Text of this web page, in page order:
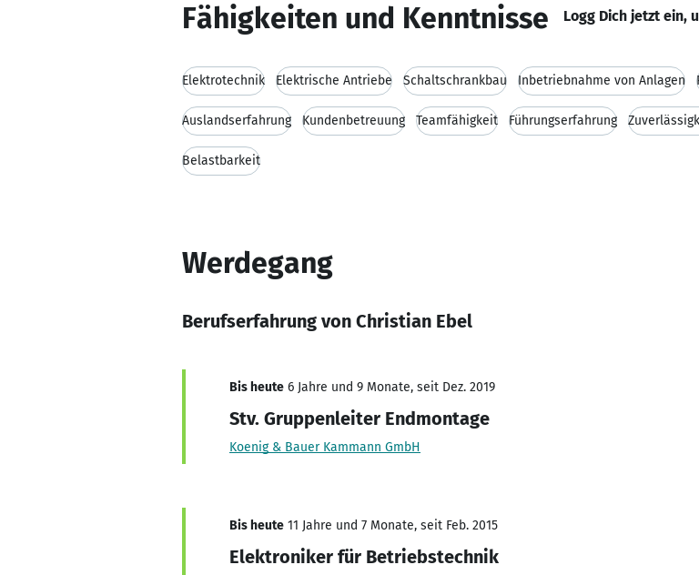
Fähigkeiten und Kenntnisse Logg Dich jetzt ein,
Elektrotechnik Elektrische Antriebe Schaltschrankbau Inbetriebnahme von Anlagen
Auslandserfahrung Kundenbetreuung Teamfähigkeit Führungserfahrung
Belastbarkeit
Werdegang
Berufserfahrung von Christian Ebel
Bis heute 6 Jahre und 9 Monate, seit Dez. 2019
Stv. Gruppenleiter Endmontage
Koenig & Bauer Kammann GmbH
Bis heute 11 Jahre und 7 Monate, seit Feb. 2015
Elektroniker für Betriebstechnik